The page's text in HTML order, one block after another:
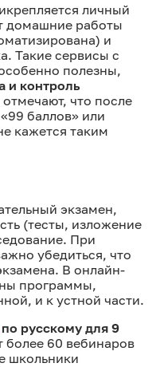
личный
домашние работы
и
Такие сервисы с
полезны,
и контроль
что после
баллов» или
кажется таким
экзамен,
(тесты, изложение
При
убедиться, что
В онлайн-
программы,
и к устной части.
по русскому для 9
более 60 вебинаров
школьники